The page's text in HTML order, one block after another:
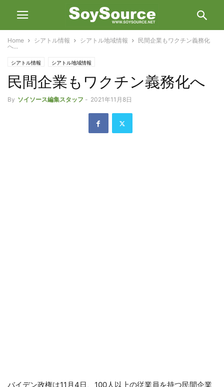
Home シアトル情報 シアトル地域情報
民間企業もワクチン義務化
へ...
シアトル情報 シアトル地域情報
新型コロナウィルス感染に関する地域行政からの情報
民間企業もワクチン義務化へ
By ソイソース編集スタッフ - 2021年11月8日
バイデン政権は11月4日、100人以上の従業員を持つ民間企業